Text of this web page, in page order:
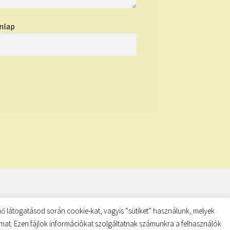
látogatásod során cookie-kat, vagyis “sütiket” használunk, melyek
Ezen fájlok információkat szolgáltatnak számunkra a felhasználók